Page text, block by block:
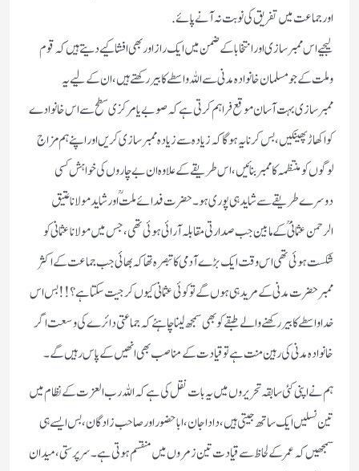
اور جماعت میں تفریق كی نوبت نہ آنے پائے.
لیجیے اس ممبر سازی اور انتخابا كے ضمن میں ایك راز اور بھی افشا كیے دیتے ہیں كہ قوم
وملت كے جو مسلمان خانوادہ مدنی سے اللہ واسطے كا بیر ركھتے ہیں‏، ان كے لیے یہ
ممبرسازی بہت آسان موقع فراہم كرتی ہے كہ صوبے یا مركزی سطح سے اس خانوادے
كو اكھاڑ پھینكیں ‏، بس كرنا یہ ہوگا كہ زیادہ سے زیادہ ممبر سازی كریں اور اپنے ہم مزاج
لوگوں كو منتظمہ كا ممبر بنائیں ‏، اس طریقے كے علاوہ ان بے چاروں كی خواہش كسی
دوسرے طریقے سے شاید ہی پوری ہو۔ حضرت فدائے ملتؒ اور شاید مولانا عتیق
الرحمن عثمانیؒ كے مابین جب صدارتی مقابلہ آرائی ہوئی تھی ‏‏، جس میں مولانا عثمانی كو
شكست ہوئی تھی اس وقت ایك بڑے آدمی كا تبصرہ تھا كہ بھائی جب جماعت كے اكثر
ممبر حضرت مدنی كے مرید ہی ہوں گےتو كوئی عثمانی كیوں كر جیت سكتا ہے‏؟!! بس ا س
خدا واسطے كا بیر ركھنے والے طبقے كو بھی سمجھ لینا چاہئے كہ جماعتی دائرے كی وسعت اگر
خانوادہ مدنی كی رہین منت ہے تو قیادت كے مناصب بھی انھیں كے پاس رہیں گے۔
ہم نے اپنی كئی سابقہ تحریروں میں یہ بات نقل كی ہے كہ اللہ رب العزت كے نظام میں
تین نسلیں ایك ساتھ جیتی ہیں‏، دادا ‏جان‏، ابا حضور اور صاحب زادگان‏، بس ایسے ہی
سمجھیں كہ عمر كے لحاظ سے قیادت تین زمروں میں منقسم ہوتی ہے۔ سرپرستی‏، میدان